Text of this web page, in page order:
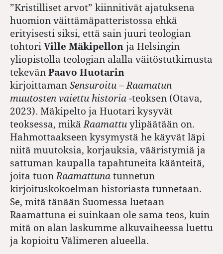
”Kristilliset arvot” kiinnitivät ajatuksena
huomion väittämäpatteristossa ehkä
erityisesti siksi, että sain juuri teologian
tohtori Ville Mäkipellon ja Helsingin
yliopistolla teologian alalla väitöstutkimusta
tekevän Paavo Huotarin
kirjoittaman Sensuroitu – Raamatun
muutosten vaiettu historia -teoksen (Otava,
2023). Mäkipelto ja Huotari kysyvät
teoksessa, mikä Raamattu ylipäätään on.
Hahmottaakseen kysymystä he käyvät läpi
niitä muutoksia, korjauksia, vääristymiä ja
sattuman kaupalla tapahtuneita käänteitä,
joita tuon Raamattuna tunnetun
kirjoituskokoelman historiasta tunnetaan.
Se, mitä tänään Suomessa luetaan
Raamattuna ei suinkaan ole sama teos, kuin
mitä on alan laskumme alkuvaiheessa luettu
ja kopioitu Välimeren alueella.